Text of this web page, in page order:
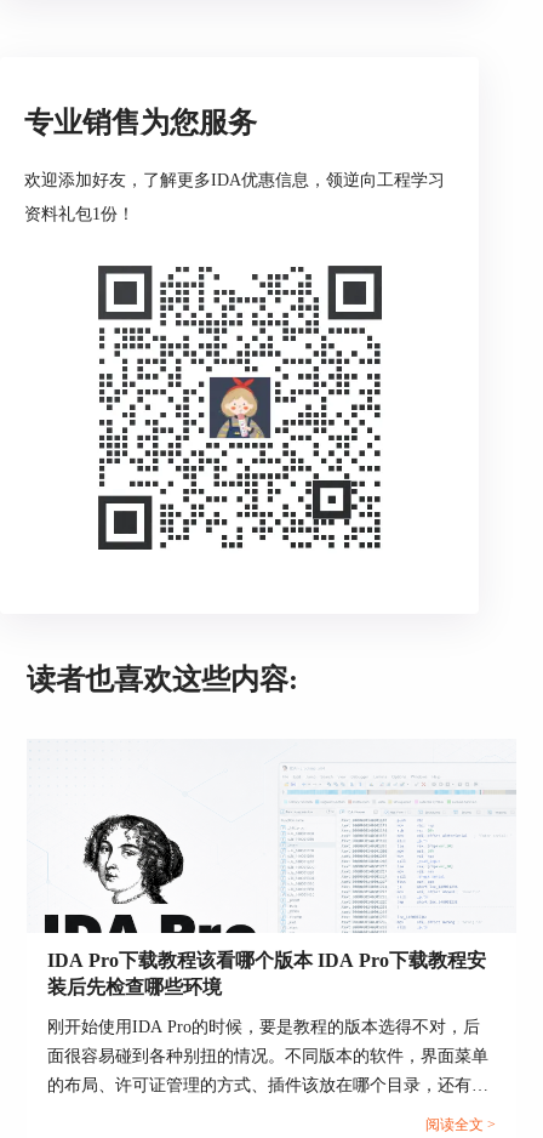
1、如果是x86平坦内存模型
这类情况下更常见的做法是把Loading segment留在
说明，这两个值共同决定文件数据被放到哪里，而
那就直接把这个地址作为装载基址来填。因为raw
表里拿到了地址，直接按真实地址装入会比先放在
3、如果是ARM、MIPS、PPC这类文件
不要硬套x86的segment和offset思路。Hex-Rays官方
博客说明，这些处理器在确认架构以后，IDA会继
续弹出内存布局相关窗口，让你直接决定文件放到
哪段地址空间里，所以应按后续布局窗口去定
ROM起始地址和其他映射信息。
4、如果前面基址填错了
不一定要从头重开。官方博客说明，后面可以通过
Rebase program把当前程序整体移到新地址，所以
遇到初始装载地址不确定的样本，也可以先粗加
专业销售为您服务
欢迎添加好友，了解更多IDA优惠信息，领逆向工程学习
资料礼包1份！
读者也喜欢这些内容:
IDA Pro下载教程该看哪个版本 IDA Pro下载教程安
装后先检查哪些环境
刚开始使用IDA Pro的时候，要是教程的版本选得不对，后
面很容易碰到各种别扭的情况。不同版本的软件，界面菜单
的布局、许可证管理的方式、插件该放在哪个目录，还有一
些功能入口的位置，都会跟着变化。按照Hex-Rays官方最新
阅读全文 >